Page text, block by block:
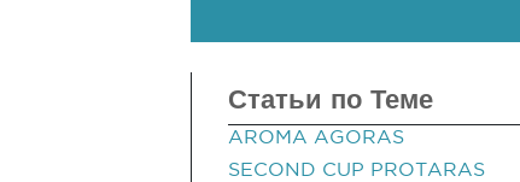
Статьи по Теме
AROMA AGORAS
SECOND CUP PROTARAS